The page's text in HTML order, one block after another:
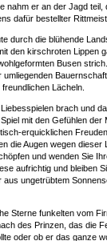
nahm er an der Jagd
dafür bestellter
durch die blühende
den kirschroten
Busen
Lächeln.
brach und
mit den Gefühlen
erquicklichen
die Augen wegen
und wenden Sie
aufrichtig und
ungetrübtem
Sterne funkelten vom
des Prinzen, das die
oder ob er das ganze